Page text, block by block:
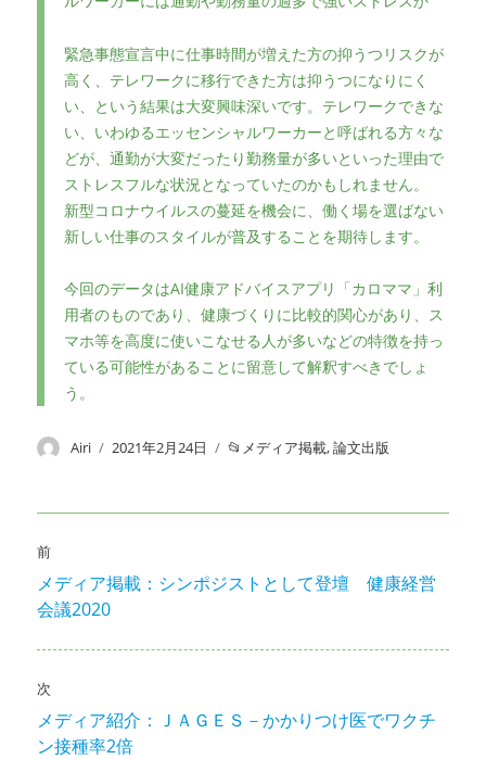
緊急事態宣言中に仕事時間が増えた方の抑うつリスクが
高く、テレワークに移行できた方は抑うつになりにく
い、という結果は大変興味深いです。テレワークできな
い、いわゆるエッセンシャルワーカーと呼ばれる方々な
どが、通勤が大変だったり勤務量が多いといった理由で
ストレスフルな状況となっていたのかもしれません。
新型コロナウイルスの蔓延を機会に、働く場を選ばない
新しい仕事のスタイルが普及することを期待します。
今回のデータはAI健康アドバイスアプリ「カロママ」利
用者のものであり、健康づくりに比較的関心があり、ス
マホ等を高度に使いこなせる人が多いなどの特徴を持っ
ている可能性があることに留意して解釈すべきでしょ
う。
投
Airi
投
2021年2月24日
カ
リ
メディア掲載,論文出版
稿
ナ
ビ
ゲ
ー
前
前
の
メディア掲載：シンポジストとして登壇 健康経営
会議2020
次
次
の
メディア紹介：ＪＡＧＥＳ－かかりつけ医でワクチ
ン接種率2倍